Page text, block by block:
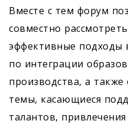
Вместе с тем форум
совместно
эффективные подходы
по интеграции
производства, а
темы, касающиеся
талантов,